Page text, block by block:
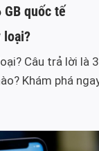
GB quốc tế
loại?
Câu trả lời là
Khám phá